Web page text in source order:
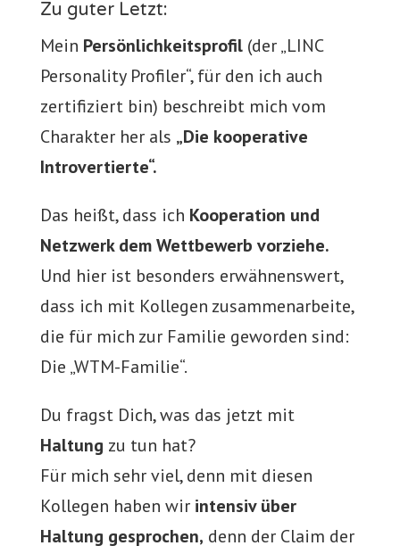
Zu guter Letzt:
Mein Persönlichkeitsprofil (der „LINC
Personality Profiler“, für den ich auch
zertifiziert bin) beschreibt mich vom
Charakter her als „Die kooperative
Introvertierte“.
Das heißt, dass ich Kooperation und
Netzwerk dem Wettbewerb vorziehe.
Und hier ist besonders erwähnenswert,
dass ich mit Kollegen zusammenarbeite,
die für mich zur Familie geworden sind:
Die „WTM-Familie“.
Du fragst Dich, was das jetzt mit
Haltung zu tun hat?
Für mich sehr viel, denn mit diesen
Kollegen haben wir intensiv über
Haltung gesprochen, denn der Claim der